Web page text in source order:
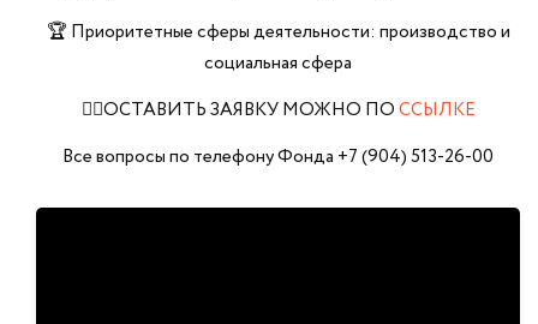
🏆 Приоритетные сферы деятельности: производство и
социальная сфера
✍🏼ОСТАВИТЬ ЗАЯВКУ МОЖНО ПОССЫЛКЕ
Все вопросы по телефону Фонда +7 (904) 513-26-00